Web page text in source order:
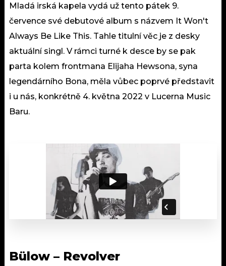
Mladá irská kapela vydá už tento pátek 9.
července své debutové album s názvem It Won't
Always Be Like This. Tahle titulní věc je z desky
aktuální singl. V rámci turné k desce by se pak
parta kolem frontmana Elijaha Hewsona, syna
legendárního Bona, měla vůbec poprvé představit
i u nás, konkrétně 4. května 2022 v Lucerna Music
Baru.
Bülow – Revolver